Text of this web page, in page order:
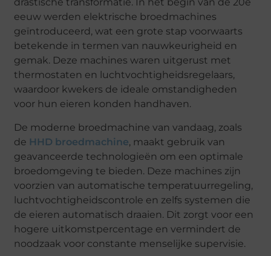
eeuw werden elektrische broedmachines
geïntroduceerd, wat een grote stap voorwaarts
betekende in termen van nauwkeurigheid en
gemak. Deze machines waren uitgerust met
thermostaten en luchtvochtigheidsregelaars,
waardoor kwekers de ideale omstandigheden
voor hun eieren konden handhaven.
De moderne broedmachine van vandaag, zoals
de HHD broedmachine, maakt gebruik van
geavanceerde technologieën om een optimale
broedomgeving te bieden. Deze machines zijn
voorzien van automatische temperatuurregeling,
luchtvochtigheidscontrole en zelfs systemen die
de eieren automatisch draaien. Dit zorgt voor een
hogere uitkomstpercentage en vermindert de
noodzaak voor constante menselijke supervisie.